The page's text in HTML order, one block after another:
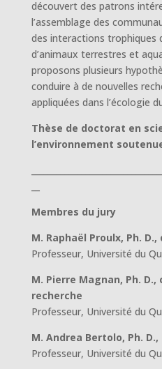
découvert des patrons
l’assemblage des
des interactions trophiques
d’animaux terrestres et
proposons plusieurs
conduire à de nouvelles
appliquées dans l’écologie
Thèse de doctorat en
l’environnement
Membres du jury
M. Raphaël Proulx, Ph.
Professeur, Université du
M. Pierre Magnan, Ph.
recherche
Professeur, Université du
M. Andrea Bertolo, Ph.
Professeur, Université du